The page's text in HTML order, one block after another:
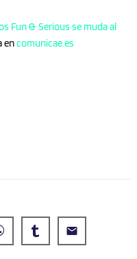
Fun & Serious se muda al
encomunicae.es
email